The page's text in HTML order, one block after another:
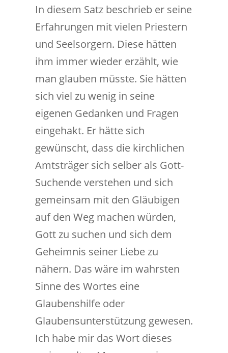
In diesem Satz beschrieb er seine
Erfahrungen mit vielen Priestern
und Seelsorgern. Diese hätten
ihm immer wieder erzählt, wie
man glauben müsste. Sie hätten
sich viel zu wenig in seine
eigenen Gedanken und Fragen
eingehakt. Er hätte sich
gewünscht, dass die kirchlichen
Amtsträger sich selber als Gott-
Suchende verstehen und sich
gemeinsam mit den Gläubigen
auf den Weg machen würden,
Gott zu suchen und sich dem
Geheimnis seiner Liebe zu
nähern. Das wäre im wahrsten
Sinne des Wortes eine
Glaubenshilfe oder
Glaubensunterstützung gewesen.
Ich habe mir das Wort dieses